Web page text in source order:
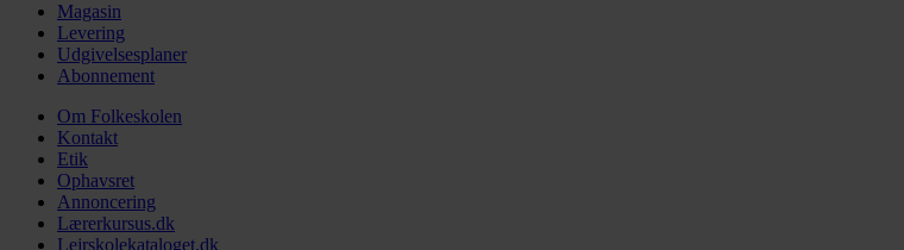
Magasin
Levering
Udgivelsesplaner
Abonnement
Om Folkeskolen
Kontakt
Etik
Ophavsret
Annoncering
Lærerkursus.dk
Lejrskolekataloget.dk